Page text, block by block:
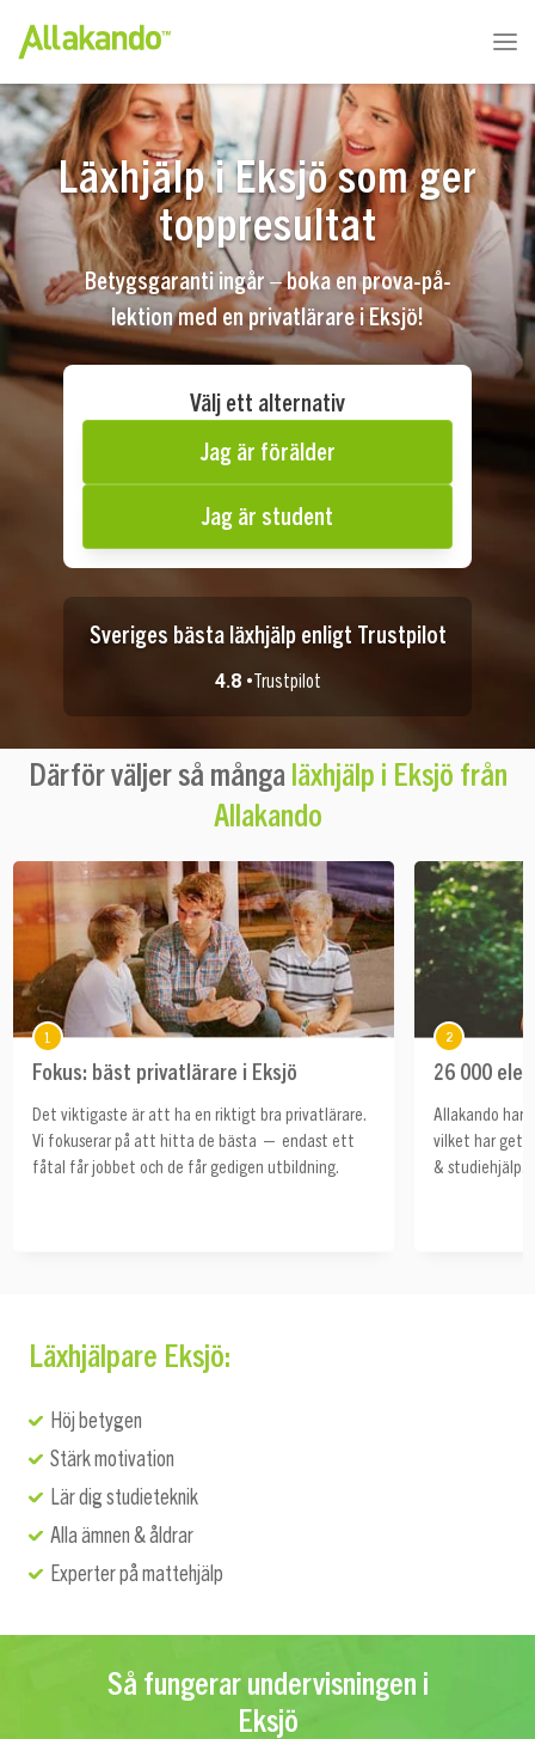
Läxhjälp i Eksjö som ger
toppresultat
Betygsgaranti ingår – boka en prova-på-
lektion med en privatlärare i Eksjö!
Välj ett alternativ
Jag är förälder
Jag är student
Sveriges bästa läxhjälp enligt Trustpilot
4.8 •Trustpilot
Därför väljer så många läxhjälp i Eksjö från
Allakando
1
Fokus: bäst privatlärare i Eksjö
Det viktigaste är att ha en riktigt bra privatlärare.
Vi fokuserar på att hitta de bästa — endast ett
fåtal får jobbet och de får gedigen utbildning.
2
26 000
Allakando har
vilket har gett
& studiehjälp.
Läxhjälpare Eksjö:
Höj betygen
Stärk motivation
Lär dig studieteknik
Alla ämnen & åldrar
Experter på mattehjälp
Så fungerar undervisningen i
Eksjö